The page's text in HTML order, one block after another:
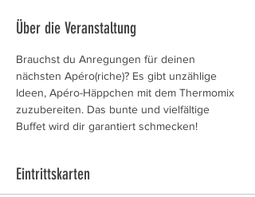
Über die Veranstaltung
Brauchst du Anregungen für deinen
nächsten Apéro(riche)? Es gibt unzählige
Ideen, Apéro-Häppchen mit dem Thermomix
zuzubereiten. Das bunte und vielfältige
Buffet wird dir garantiert schmecken!
Eintrittskarten